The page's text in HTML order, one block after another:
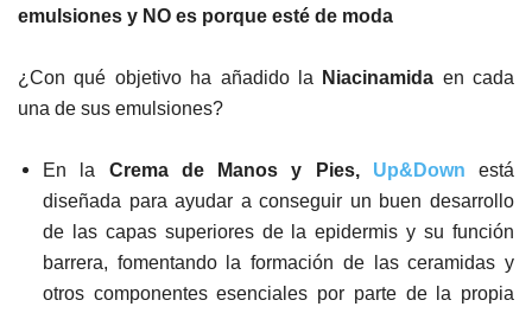
emulsiones y NO es porque esté de moda
¿Con qué objetivo ha añadido la Niacinamida en cada
una de sus emulsiones?
En la Crema de Manos y Pies, Up&Down está
diseñada para ayudar a conseguir un buen desarrollo
de las capas superiores de la epidermis y su función
barrera, fomentando la formación de las ceramidas y
otros componentes esenciales por parte de la propia